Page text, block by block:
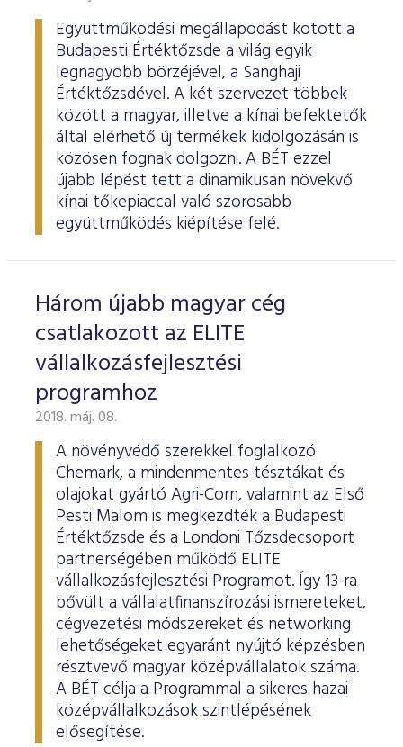
Együttműködési megállapodást kötött a
Budapesti Értéktőzsde a világ egyik
legnagyobb börzéjével, a Sanghaji
Értéktőzsdével. A két szervezet többek
között a magyar, illetve a kínai befektetők
által elérhető új termékek kidolgozásán is
közösen fognak dolgozni. A BÉT ezzel
újabb lépést tett a dinamikusan növekvő
kínai tőkepiaccal való szorosabb
együttműködés kiépítése felé.
Három újabb magyar cég
csatlakozott az ELITE
vállalkozásfejlesztési
programhoz
2018. máj. 08.
A növényvédő szerekkel foglalkozó
Chemark, a mindenmentes tésztákat és
olajokat gyártó Agri-Corn, valamint az Első
Pesti Malom is megkezdték a Budapesti
Értéktőzsde és a Londoni Tőzsdecsoport
partnerségében működő ELITE
vállalkozásfejlesztési Programot. Így 13-ra
bővült a vállalatfinanszírozási ismereteket,
cégvezetési módszereket és networking
lehetőségeket egyaránt nyújtó képzésben
résztvevő magyar középvállalatok száma.
A BÉT célja a Programmal a sikeres hazai
középvállalkozások szintlépésének
elősegítése.